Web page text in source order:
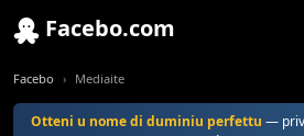
Facebo.com
Facebo Mediaite
Otteni u nome di duminiu perfettu —